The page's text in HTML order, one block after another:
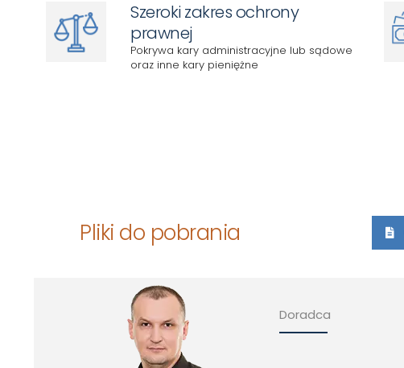
Szeroki zakres ochrony
prawnej
Pokrywa kary administracyjne lub sądowe
oraz inne kary pieniężne
Pliki do pobrania
Doradca